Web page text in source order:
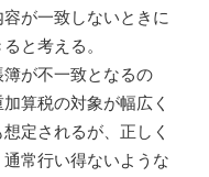
が一致しないときに
と考える。
が不一致となるの
算税の対象が幅広く
定されるが、正しく
常行い得ないような